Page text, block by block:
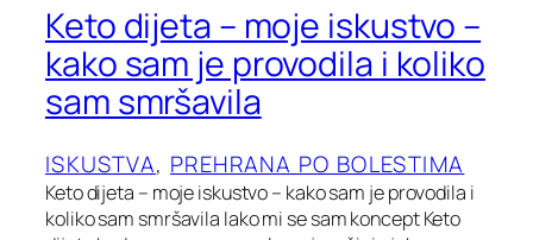
Keto dijeta – moje iskustvo –
kako sam je provodila i koliko
sam smršavila
ISKUSTVA, PREHRANA PO BOLESTIMA
Keto dijeta – moje iskustvo – kako sam je provodila i
koliko sam smršavila Iako mi se sam koncept Keto